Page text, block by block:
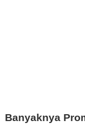
Banyaknya